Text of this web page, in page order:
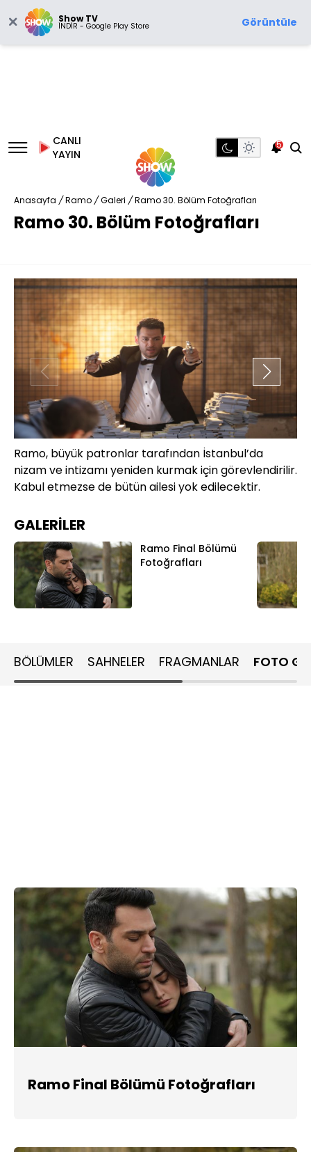
Show TV
İNDİR - Google Play Store Görüntüle
CANLI
YAYIN
5
Anasayfa / Ramo / Galeri / Ramo 30. Bölüm Fotoğrafları
Ramo 30. Bölüm Fotoğrafları
Ramo, büyük patronlar tarafından İstanbul’da
nizam ve intizamı yeniden kurmak için görevlendirilir.
Kabul etmezse de bütün ailesi yok edilecektir.
GALERİLER
Ramo Final Bölümü
Fotoğrafları
BÖLÜMLER SAHNELER FRAGMANLAR FOTO
Ramo Final Bölümü Fotoğrafları